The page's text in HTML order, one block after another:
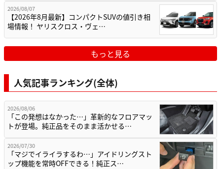
2026/08/07
【2026年8月最新】コンパクトSUVの値引き相
場情報！ ヤリスクロス・ヴェ…
もっと見る
人気記事ランキング(全体)
2026/08/06
「この発想はなかった…」革新的なフロアマッ
トが登場。純正品をそのまま活かせる…
2026/07/30
「マジでイライラするわ…」アイドリングスト
ップ機能を常時OFFできる！純正ス…